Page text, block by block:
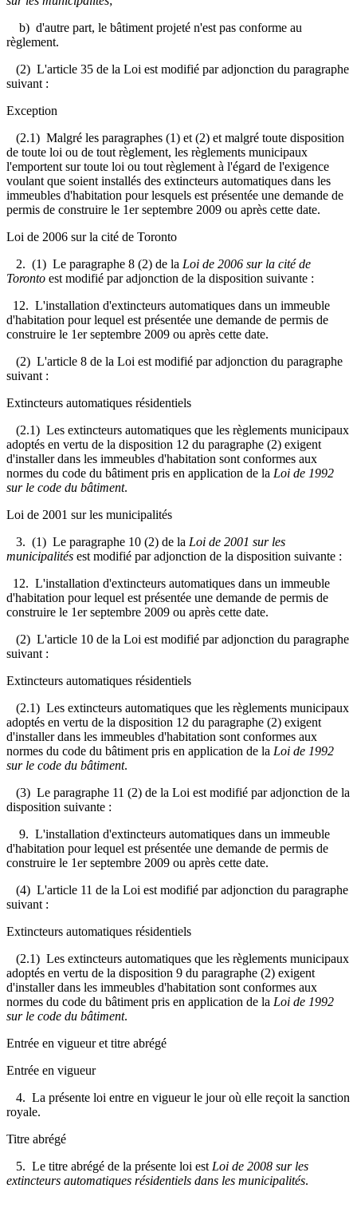
b) d'autre part, le bâtiment projeté n'est pas conforme au
règlement.
(2) L'article 35 de la Loi est modifié par adjonction du paragraphe
suivant :
Exception
(2.1) Malgré les paragraphes (1) et (2) et malgré toute disposition
de toute loi ou de tout règlement, les règlements municipaux
l'emportent sur toute loi ou tout règlement à l'égard de l'exigence
voulant que soient installés des extincteurs automatiques dans les
immeubles d'habitation pour lesquels est présentée une demande de
permis de construire le 1er septembre 2009 ou après cette date.
Loi de 2006 sur la cité de Toronto
2. (1) Le paragraphe 8 (2) de la Loi de 2006 sur la cité de
Toronto est modifié par adjonction de la disposition suivante :
12. L'installation d'extincteurs automatiques dans un immeuble
d'habitation pour lequel est présentée une demande de permis de
construire le 1er septembre 2009 ou après cette date.
(2) L'article 8 de la Loi est modifié par adjonction du paragraphe
suivant :
Extincteurs automatiques résidentiels
(2.1) Les extincteurs automatiques que les règlements municipaux
adoptés en vertu de la disposition 12 du paragraphe (2) exigent
d'installer dans les immeubles d'habitation sont conformes aux
normes du code du bâtiment pris en application de la Loi de 1992
sur le code du bâtiment.
Loi de 2001 sur les municipalités
3. (1) Le paragraphe 10 (2) de la Loi de 2001 sur les
municipalités est modifié par adjonction de la disposition suivante :
12. L'installation d'extincteurs automatiques dans un immeuble
d'habitation pour lequel est présentée une demande de permis de
construire le 1er septembre 2009 ou après cette date.
(2) L'article 10 de la Loi est modifié par adjonction du paragraphe
suivant :
Extincteurs automatiques résidentiels
(2.1) Les extincteurs automatiques que les règlements municipaux
adoptés en vertu de la disposition 12 du paragraphe (2) exigent
d'installer dans les immeubles d'habitation sont conformes aux
normes du code du bâtiment pris en application de la Loi de 1992
sur le code du bâtiment.
(3) Le paragraphe 11 (2) de la Loi est modifié par adjonction de la
disposition suivante :
9. L'installation d'extincteurs automatiques dans un immeuble
d'habitation pour lequel est présentée une demande de permis de
construire le 1er septembre 2009 ou après cette date.
(4) L'article 11 de la Loi est modifié par adjonction du paragraphe
suivant :
Extincteurs automatiques résidentiels
(2.1) Les extincteurs automatiques que les règlements municipaux
adoptés en vertu de la disposition 9 du paragraphe (2) exigent
d'installer dans les immeubles d'habitation sont conformes aux
normes du code du bâtiment pris en application de la Loi de 1992
sur le code du bâtiment.
Entrée en vigueur et titre abrégé
Entrée en vigueur
4. La présente loi entre en vigueur le jour où elle reçoit la sanction
royale.
Titre abrégé
5. Le titre abrégé de la présente loi est Loi de 2008 sur les
extincteurs automatiques résidentiels dans les municipalités.